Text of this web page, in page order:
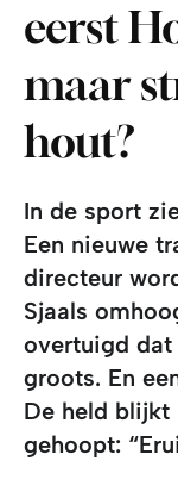
eerst
maar
hout?
In de sport
Een nieuwe
directeur
Sjaals
overtuigd
groots. En
De held blijkt
gehoopt: